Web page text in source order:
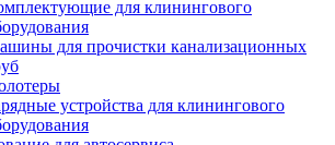
для клинингового
для прочистки канализационных
устройства для клинингового